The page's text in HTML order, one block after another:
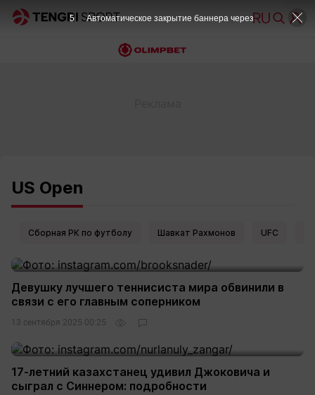
US Open
Сборная РК по футболу Шавкат Рахмонов UFC
Девушку лучшего теннисиста мира обвинили в
связи с его главным соперником
13 сентября 2025 00:25
17-летний казахстанец удивил Джоковича и
сыграл с Синнером: подробности
4 Автоматическое закрытие баннера через